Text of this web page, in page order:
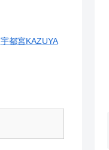
宇都宮KAZUYA